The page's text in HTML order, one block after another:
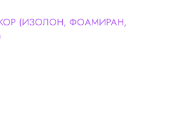
(ИЗОЛОН, ФОАМИРАН,